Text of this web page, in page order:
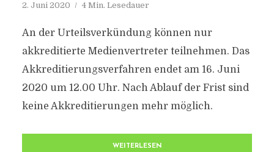
2. Juni 2020 4 Min. Lesedauer
An der Urteilsverkündung können nur
akkreditierte Medienvertreter teilnehmen. Das
Akkreditierungsverfahren endet am 16. Juni
2020 um 12.00 Uhr. Nach Ablauf der Frist sind
keine Akkreditierungen mehr möglich.
WEITERLESEN